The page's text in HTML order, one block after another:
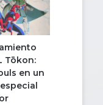
Tōkon:
en un